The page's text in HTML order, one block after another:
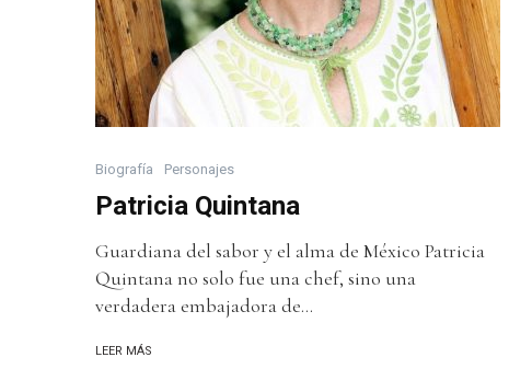
Biografía Personajes
Patricia Quintana
Guardiana del sabor y el alma de México Patricia
Quintana no solo fue una chef, sino una
verdadera embajadora de...
LEER MÁS